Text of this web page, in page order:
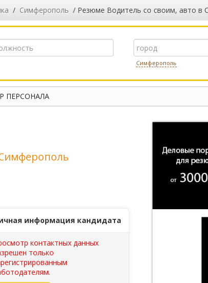
/ Симферополь / Резюме Водитель со своим, авто в
Симферополь
ПЕРСОНАЛА
информация кандидата
контактных данных
только